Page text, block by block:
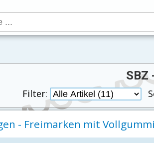
SBZ
Filter:
- Freimarken mit Vollgummi